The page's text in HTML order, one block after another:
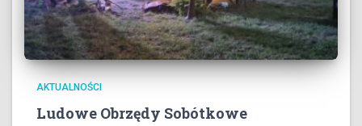
AKTUALNOŚCI
Ludowe Obrzędy Sobótkowe